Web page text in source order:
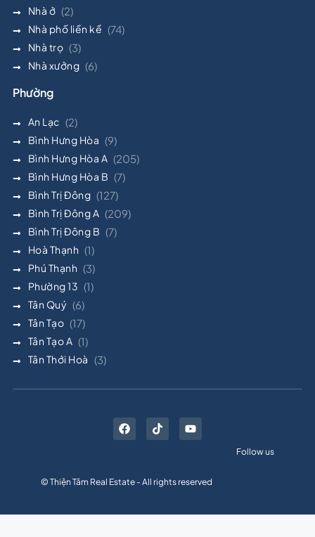
Nhà ở (2)
Nhà phố liền kề (74)
Nhà trọ (3)
Nhà xưởng (6)
Phường
An Lạc (2)
Bình Hưng Hòa (9)
Bình Hưng Hòa A (205)
Bình Hưng Hòa B (7)
Bình Trị Đông (127)
Bình Trị Đông A (209)
Bình Trị Đông B (7)
Hoà Thạnh (1)
Phú Thạnh (3)
Phường 13 (1)
Tân Quý (6)
Tân Tạo (17)
Tân Tạo A (1)
Tân Thới Hoà (3)
© Thiện Tâm Real Estate - All rights reserved
Follow us